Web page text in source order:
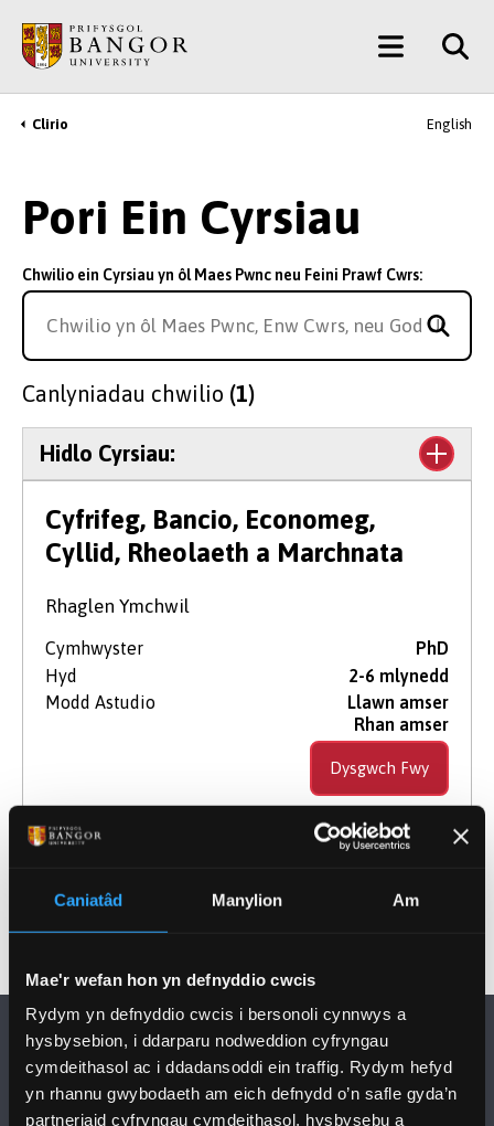
Caniatâd Manylion Am
Mae'r wefan hon yn defnyddio cwcis
Rydym yn defnyddio cwcis i bersonoli cynnwys a
hysbysebion, i ddarparu nodweddion cyfryngau
cymdeithasol ac i ddadansoddi ein traffig. Rydym hefyd
yn rhannu gwybodaeth am eich defnydd o’n safle gyda’n
partneriaid cyfryngau cymdeithasol, hysbysebu a
Prif
Gynnwys
Main
Menu
Breadcrumb
Clirio English
Pori Ein Cyrsiau
Chwilio ein Cyrsiau yn ôl Maes Pwnc neu Feini Prawf Cwrs:
Canlyniadau chwilio (1)
Hidlo Cyrsiau:
Lefel Astudio
Dyddiad Dechrau
Cyfrifeg, Bancio, Economeg,
Cyllid, Rheolaeth a Marchnata
Rhaglen Ymchwil
Cymhwyster
PhD
Hyd
2-6 mlynedd
Modd Astudio
Llawn amser
Rhan amser
Dysgwch Fwy